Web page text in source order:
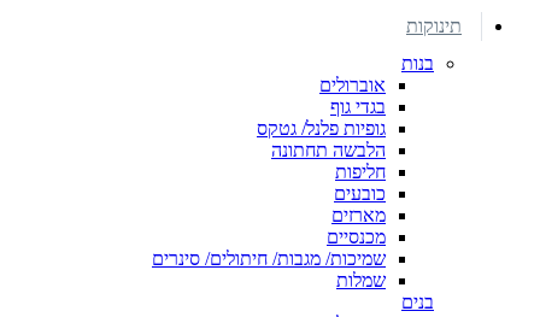
תינוקות
בנות
אוברולים
בגדי גוף
גופיות פלנל/ גטקס
הלבשה תחתונה
חליפות
כובעים
מארזים
מכנסיים
שמיכות/ מגבות/ חיתולים/ סינרים
שמלות
בנים